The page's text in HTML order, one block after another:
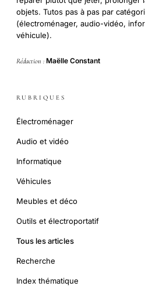
objets. Tutos pas à pas par
(électroménager, audio-vidéo,
véhicule).
Rédaction : Maëlle Constant
RUBRIQUES
Électroménager
Audio et vidéo
Informatique
Véhicules
Meubles et déco
Outils et électroportatif
Tous les articles
Recherche
Index thématique